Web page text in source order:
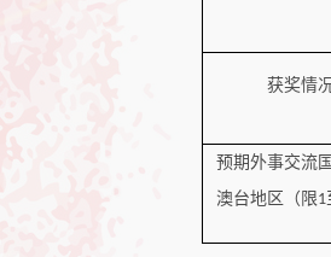
获奖情
预期外事交流
澳台地区（限1